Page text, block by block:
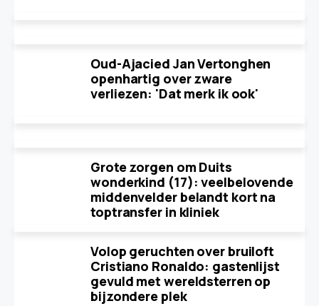
Oud-Ajacied Jan Vertonghen
openhartig over zware
verliezen: 'Dat merk ik ook'
Grote zorgen om Duits
wonderkind (17): veelbelovende
middenvelder belandt kort na
toptransfer in kliniek
Volop geruchten over bruiloft
Cristiano Ronaldo: gastenlijst
gevuld met wereldsterren op
bijzondere plek